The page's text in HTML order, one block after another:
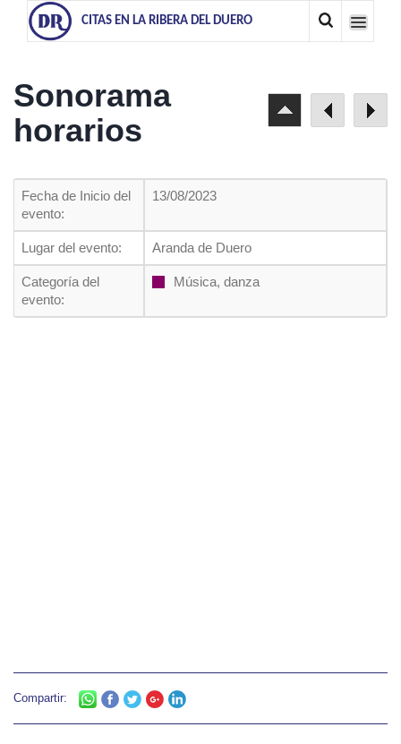
CITAS EN LA RIBERA DEL DUERO
Sonorama
horarios
Fecha de Inicio del
evento:
13/08/2023
Lugar del evento: Aranda de Duero
Categoría del
evento:
Música, danza
Compartir: